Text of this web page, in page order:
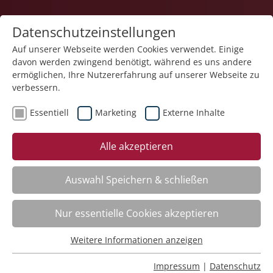
1
Veranstaltung "Wertschätzende Kommunikation in
hybriden Teams – Gemeinsam erfolgreich trotz
räumlicher Distanz" (Nr. 19) wurde in den
Warenkorb gelegt.
Fachbereich
ADHS. Aufmerksamkeitsdefizit-Hyperaktivitätsstörung
Nr.:
261101
Datenschutzeinstellungen
Auf unserer Webseite werden Cookies verwendet. Einige
davon werden zwingend benötigt, während es uns andere
ermöglichen, Ihre Nutzererfahrung auf unserer Webseite zu
verbessern.
Essentiell Marketing Externe Inhalte
Alle akzeptieren
Auswahl Speichern & schließen
Nur essentielle Cookies akzeptieren
Essentielle Cookies werden für grundlegende Funktionen
Weitere Informationen anzeigen
Impressum | Datenschutz